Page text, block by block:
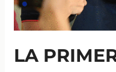
en
El
LA